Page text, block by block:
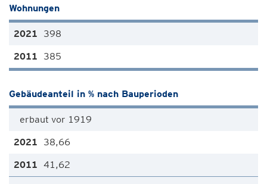
Wohnungen
398
385
Gebäudeanteil in % nach Bauperioden
erbaut vor 1919
38,66
41,62